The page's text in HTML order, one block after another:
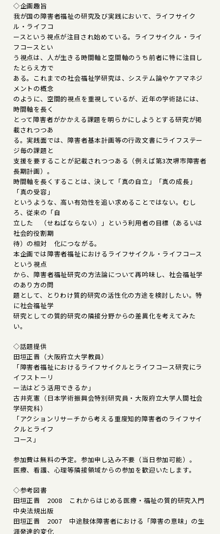
◇企画趣旨
我が国の障害者福祉の研究及び実践において、ライフサイク
ル・ライフコ
ースという視点が注目され始めている。ライフサイクル・ライ
フコースとい
う視点は、人が生きる時間軸と空間軸のうち前者に特に注目し
たとらえ方で
ある。これまでの社会福祉学研究は、システム論やケアマネジ
メントの概念
のように、空間的視点を重視しているが、近年の学術誌には、
時間軸を長く
とって障害者がかかえる課題を明らかにしようとする研究が掲
載されつつあ
る。実践面では、障害者基本計画等の行政文書にライフステー
ジ毎の課題と
支援を要することが記載されつつある（例えば第3次堺市障害者
長期計画）。
時間軸を長くすることは、決して「真の自立」「真の成長」
「真の受容」
というような、高い有効性を追い求めることではない。むし
ろ、従来の「自
立した （せねばならない）」という利用者の目標（あるいは
社会的役割期
待）の相対 化につながる。
本企画では障害者福祉におけるライフサイクル・ライフコース
という視点
から、障害者福祉研究の方法論について再吟味し、社会福祉学
のあり方の問
題として、とりわけ質的研究の活性化の方途を検討したい。特
に社会福祉学
研究としての質的研究の隣接分野からの差異化を考えてみた
い。
◇話題提供
田垣正晋（大阪府立大学教員）
「障害者福祉におけるライフサイクルとライフコース研究にラ
イフストーリ
ー法はどう活用できるか」
古井克憲（日本学術振興会特別研究員・大阪府立大学人間社会
学研究科）
「アクションリサーチから考える重度知的障害者のライフサイ
クルとライフ
コース」
参加費は無料の予定。参加申し込み不要（当日参加可能）。
医療、看護、心理等隣接領域からの参加を歓迎いたします。
◇参考図書
田垣正晋 2008 これからはじめる医療・福祉の質的研究入門
中央法規出版
田垣正晋 2007 中途肢体障害者における「障害の意味」の生
涯発達的変化